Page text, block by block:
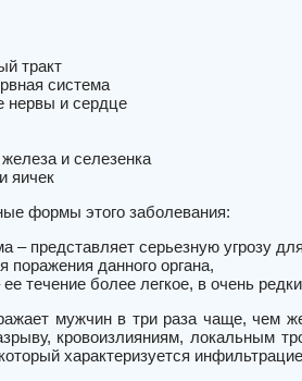
тракт
система
нервы и сердце
и селезенка
яичек
формы этого заболевания:
– представляет серьезную угрозу
поражения данного органа,
течение более легкое, в очень
мужчин в три раза чаще, чем
кровоизлияниям, локальным
характеризуется